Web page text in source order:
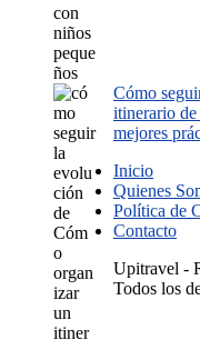
Cómo
itinerario
mejores
Inicio
Quienes
Política de
Contacto
Upitravel -
Todos los